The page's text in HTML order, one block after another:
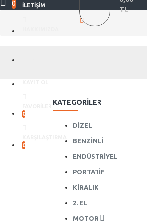
İLETIŞIM
0
0
TL
0
KATEGORILER
DIZEL
BENZINLI
ENDÜSTRIYEL
PORTATIF
KIRALIK
2. EL
MOTOR